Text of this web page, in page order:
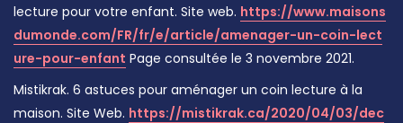
lecture pour votre enfant. Site web. https://www.maisons
dumonde.com/FR/fr/e/article/amenager-un-coin-lect
ure-pour-enfant Page consultée le 3 novembre 2021.
Mistikrak. 6 astuces pour aménager un coin lecture à la
maison. Site Web. https://mistikrak.ca/2020/04/03/dec